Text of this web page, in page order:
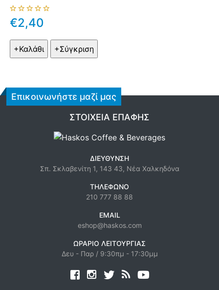
€2,40
Επικοινωνήστε μαζί μας
ΣΤΟΙΧΕΊΑ ΕΠΑΦΉΣ
ΔΙΕΎΘΥΝΣΗ
Σπ. Σκλαβενίτη 1, 143 43, Νέα Χαλκηδόνα
ΤΗΛΈΦΩΝΟ
210 777 88 88
EMAIL
eshop@haskos.com
ΩΡΆΡΙΟ ΛΕΙΤΟΥΡΓΊΑΣ
Δευ - Παρ / 9:30πμ - 17:30μμ
Facebook twitternews rss